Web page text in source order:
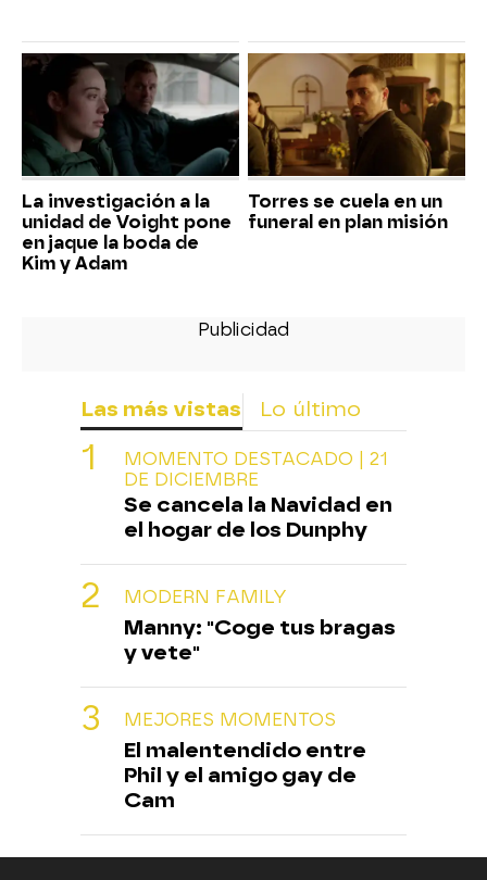
La investigación a la
unidad de Voight pone
en jaque la boda de
Kim y Adam
Torres se cuela en un
funeral en plan misión
Las más vistas Lo último
MOMENTO DESTACADO | 21
DE DICIEMBRE
Se cancela la Navidad en
el hogar de los Dunphy
MODERN FAMILY
Manny: "Coge tus bragas
y vete"
MEJORES MOMENTOS
El malentendido entre
Phil y el amigo gay de
Cam